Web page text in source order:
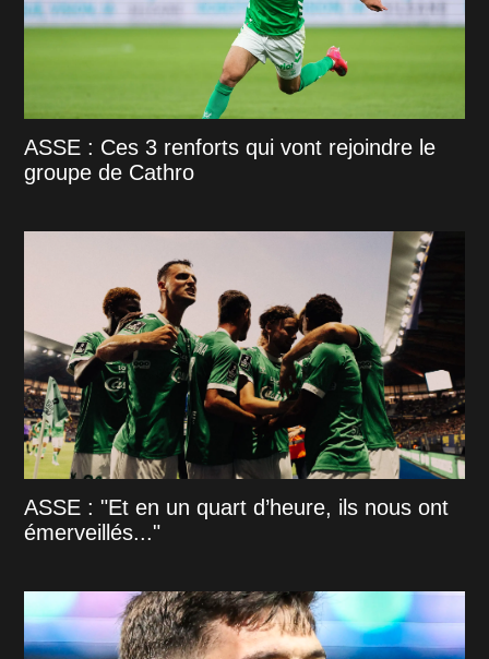
ASSE : Ces 3 renforts qui vont rejoindre le
groupe de Cathro
ASSE : "Et en un quart d’heure, ils nous ont
émerveillés..."